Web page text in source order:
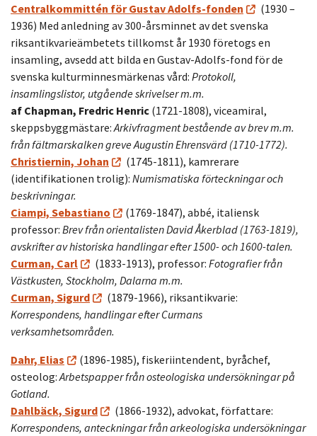
Centralkommittén för Gustav Adolfs-fonden
(1930 –
1936) Med anledning av 300-årsminnet av det svenska
riksantikvarieämbetets tillkomst år 1930 företogs en
insamling, avsedd att bilda en Gustav-Adolfs-fond för de
svenska kulturminnesmärkenas vård: Protokoll,
insamlingslistor, utgående skrivelser m.m.
af Chapman, Fredric Henric (1721-1808), viceamiral,
skeppsbyggmästare: Arkivfragment bestående av brev m.m.
från fältmarskalken greve Augustin Ehrensvärd (1710-1772).
Christiernin, Johan
(1745-1811), kamrerare
(identifikationen trolig): Numismatiska förteckningar och
beskrivningar.
Ciampi, Sebastiano
(1769-1847), abbé, italiensk
professor: Brev från orientalisten David Åkerblad (1763-1819),
avskrifter av historiska handlingar efter 1500- och 1600-talen.
Curman, Carl
(1833-1913), professor: Fotografier från
Västkusten, Stockholm, Dalarna m.m.
Curman, Sigurd
(1879-1966), riksantikvarie:
Korrespondens, handlingar efter Curmans
verksamhetsområden.
Dahr, Elias
(1896-1985), fiskeriintendent, byråchef,
osteolog: Arbetspapper från osteologiska undersökningar på
Gotland.
Dahlbäck, Sigurd
(1866-1932), advokat, författare:
Korrespondens, anteckningar från arkeologiska undersökningar